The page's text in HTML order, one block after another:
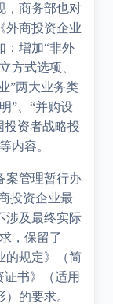
，商务部也对
外商投资企业
：增加“非外
方式选项、
”两大业务类
”、“并购设
投资者战略投
内容。
案管理暂行办
投资企业最
涉及最终实际
，保留了
的规定》（简
证书》（适用
的要求。